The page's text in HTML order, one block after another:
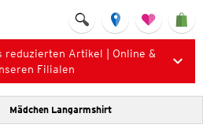
reduzierten Artikel | Online &
Filialen
Mädchen Langarmshirt